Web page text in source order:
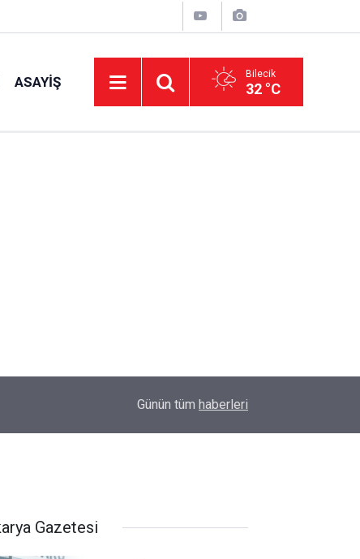
ASAYIŞ Bilecik
32 °C
Öğrencilere Trafik Eğitimi
Günün tüm haberleri
Gazetesi